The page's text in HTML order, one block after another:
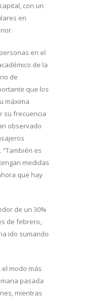
con un
en
en el
de la
de
que los
máxima
su frecuencia
observado
es
medidas
que hay
de un 30%
de febrero,
ido sumando
modo más
pasada
mientras